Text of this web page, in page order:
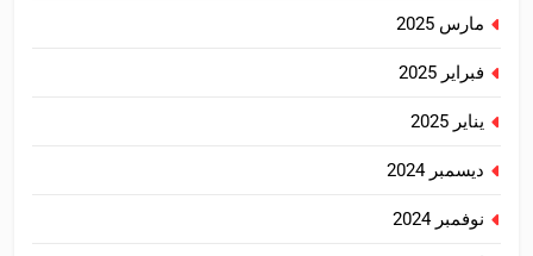
مارس 2025
فبراير 2025
يناير 2025
ديسمبر 2024
نوفمبر 2024